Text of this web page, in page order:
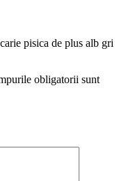
pisica de plus alb gri
obligatorii sunt